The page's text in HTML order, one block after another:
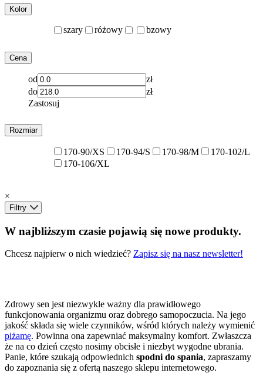
Kolor
szary różowy bzowy
Cena
od
zł
do
zł
Zastosuj
Rozmiar
170-90/XS 170-94/S 170-98/M
170-102/L
170-106/XL
×
Filtry
W najbliższym czasie pojawią się nowe produkty.
Chcesz najpierw o nich wiedzieć? Zapisz się na nasz newsletter!
Zdrowy sen jest niezwykle ważny dla prawidłowego
funkcjonowania organizmu oraz dobrego samopoczucia. Na jego
jakość składa się wiele czynników, wśród których należy wymienić
piżamę. Powinna ona zapewniać maksymalny komfort. Zwłaszcza
że na co dzień często nosimy obcisłe i niezbyt wygodne ubrania.
Panie, które szukają odpowiednich spodni do spania, zapraszamy
do zapoznania się z ofertą naszego sklepu internetowego.